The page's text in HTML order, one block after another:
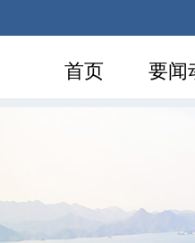
首页 要闻